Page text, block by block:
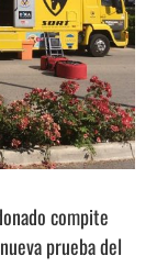
compite
prueba del